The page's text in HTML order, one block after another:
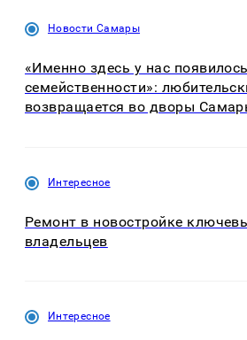
Новости Самары
«Именно здесь у нас
семейственности»:
возвращается во дворы
Интересное
Ремонт в новостройке
владельцев
Интересное